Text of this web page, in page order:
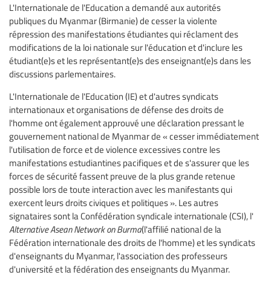
L'Internationale de l'Education a demandé aux autorités
publiques du Myanmar (Birmanie) de cesser la violente
répression des manifestations étudiantes qui réclament des
modifications de la loi nationale sur l'éducation et d'inclure les
étudiant(e)s et les représentant(e)s des enseignant(e)s dans les
discussions parlementaires.
L'Internationale de l'Education (IE) et d'autres syndicats
internationaux et organisations de défense des droits de
l'homme ont également approuvé une déclaration pressant le
gouvernement national de Myanmar de « cesser immédiatement
l'utilisation de force et de violence excessives contre les
manifestations estudiantines pacifiques et de s'assurer que les
forces de sécurité fassent preuve de la plus grande retenue
possible lors de toute interaction avec les manifestants qui
exercent leurs droits civiques et politiques ». Les autres
signataires sont la Confédération syndicale internationale (CSI), l'
Alternative Asean Network on Burma(l'affilié national de la
Fédération internationale des droits de l'homme) et les syndicats
d'enseignants du Myanmar, l'association des professeurs
d'université et la fédération des enseignants du Myanmar.